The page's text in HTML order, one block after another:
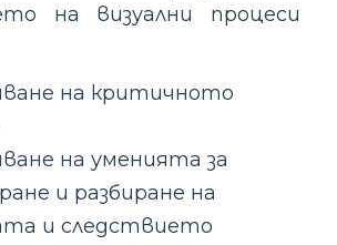
на визуални процеси
на критичното
на уменията за
и разбиране на
и следствието